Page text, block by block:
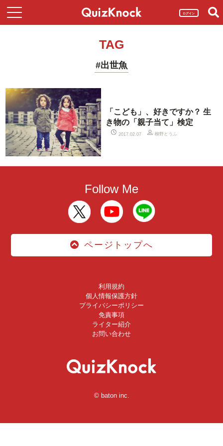
ログイン
TAG
#出世魚
「こども」、好きですか？ 生
き物の「親子当て」検定
2017.02.07 柳野とうふ
Follow Me
ページトップへ
利用規約
個人情報保護方針
プライバシーポリシー
免責事項
ライター紹介
お問い合わせ
© baton inc.